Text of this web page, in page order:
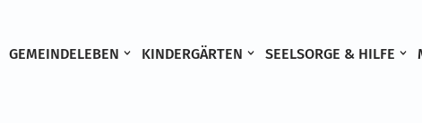
GEMEINDELEBEN KINDERGÄRTEN SEELSORGE & HILFE